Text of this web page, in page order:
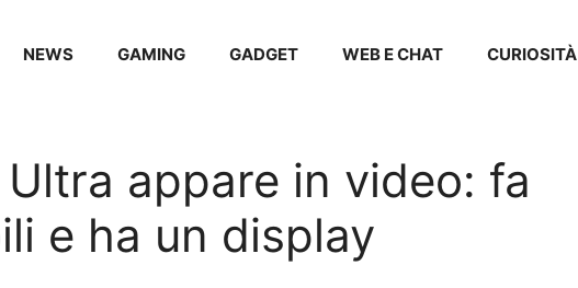
NEWS GAMING GADGET WEB E CHAT CURIOSITÀ
Ultra appare in video: fa
e ha un display